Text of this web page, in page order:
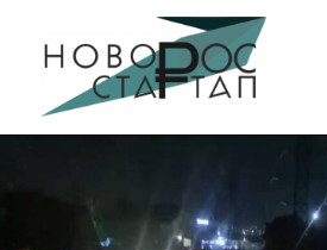
Новорос Стартап